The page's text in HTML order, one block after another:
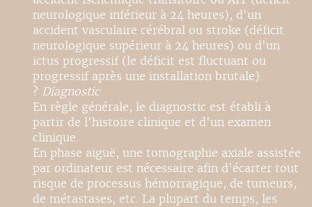
neurologique inférieur à 24 heures), d'un
accident vasculaire cérébral ou stroke (déficit
neurologique supérieur à 24 heures) ou d'un
ictus progressif (le déficit est fluctuant ou
progressif après une installation brutale).
? Diagnostic
En règle générale, le diagnostic est établi à
partir de l'histoire clinique et d'un examen
clinique.
En phase aiguë, une tomographie axiale assistée
par ordinateur est nécessaire afin d'écarter tout
risque de processus hémorragique, de tumeurs,
de métastases, etc. La plupart du temps, les